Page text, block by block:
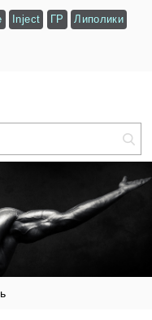
Inject ГР Липолики